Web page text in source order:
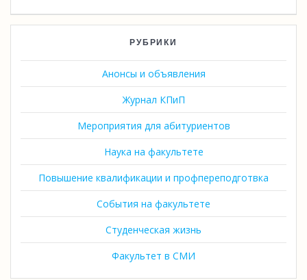
РУБРИКИ
Анонсы и объявления
Журнал КПиП
Мероприятия для абитуриентов
Наука на факультете
Повышение квалификации и профпереподготвка
События на факультете
Студенческая жизнь
Факультет в СМИ